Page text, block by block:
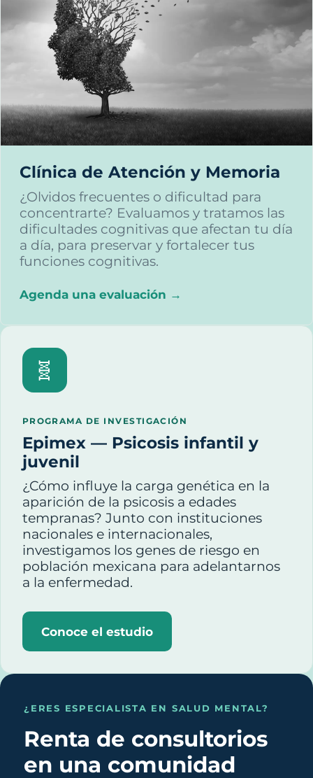
Clínica de Atención y Memoria
¿Olvidos frecuentes o dificultad para
concentrarte? Evaluamos y tratamos las
dificultades cognitivas que afectan tu día
a día, para preservar y fortalecer tus
funciones cognitivas.
Agenda una evaluación →
🧬
PROGRAMA DE INVESTIGACIÓN
Epimex — Psicosis infantil y
juvenil
¿Cómo influye la carga genética en la
aparición de la psicosis a edades
tempranas? Junto con instituciones
nacionales e internacionales,
investigamos los genes de riesgo en
población mexicana para adelantarnos
a la enfermedad.
Conoce el estudio
¿ERES ESPECIALISTA EN SALUD MENTAL?
Renta de consultorios
en una comunidad